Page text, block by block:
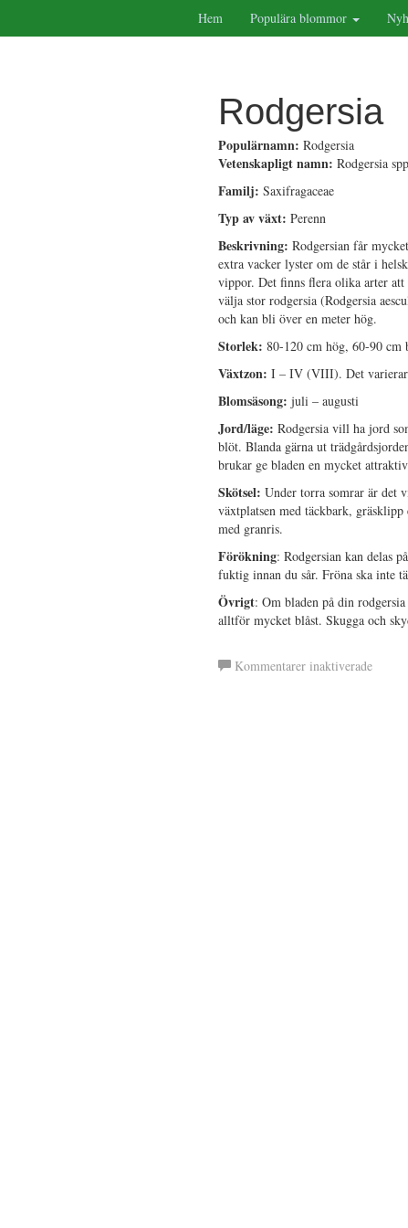
Hem Populära blommor
Rodgersia
Populärnamn: Rodgersia
Vetenskapligt namn: Rodgersia
Familj: Saxifragaceae
Typ av växt: Perenn
Beskrivning: Rodgersian får
extra vacker lyster om de står i
vippor. Det finns flera olika arter
välja stor rodgersia (Rodgersia
och kan bli över en meter hög.
Storlek: 80-120 cm hög, 60-90 cm
Växtzon: I – IV (VIII). Det varierar
Blomsäsong: juli – augusti
Jord/läge: Rodgersia vill ha jord
blöt. Blanda gärna ut
brukar ge bladen en mycket
Skötsel: Under torra somrar är det
växtplatsen med täckbark,
med granris.
Förökning: Rodgersian kan delas
fuktig innan du sår. Fröna ska inte
Övrigt: Om bladen på din
alltför mycket blåst. Skugga och
Kommentarer inaktiveradeför